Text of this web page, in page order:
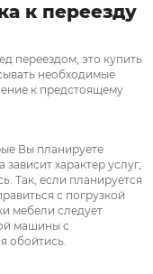
к переезду
переездом, это купить
необходимые
к предстоящему
Вы планируете
характер услуг,
Так, если планируется
с погрузкой
мебели следует
машины с
обойтись.
данных
данных